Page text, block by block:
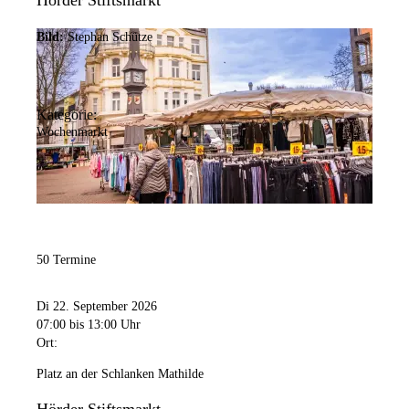
Bild: Stephan Schütze
Kategorie:
Wochenmarkt
50 Termine
Di 22. September 2026
07:00 bis 13:00 Uhr
Ort:
Platz an der Schlanken Mathilde